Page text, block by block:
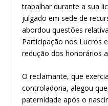
trabalhar durante a sua
julgado em sede de
abordou questões
Participação nos Lucros
redução dos honorários
O reclamante, que
controladoria, alegou
paternidade após o